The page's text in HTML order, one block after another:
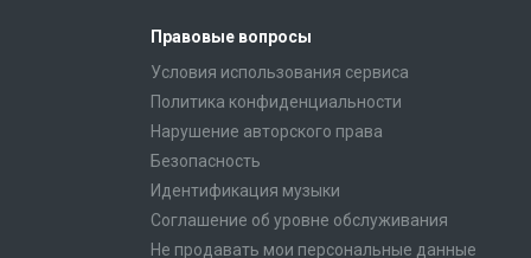
Правовые вопросы
Условия использования сервиса
Политика конфиденциальности
Нарушение авторского права
Безопасность
Идентификация музыки
Соглашение об уровне обслуживания
Не продавать мои персональные данные